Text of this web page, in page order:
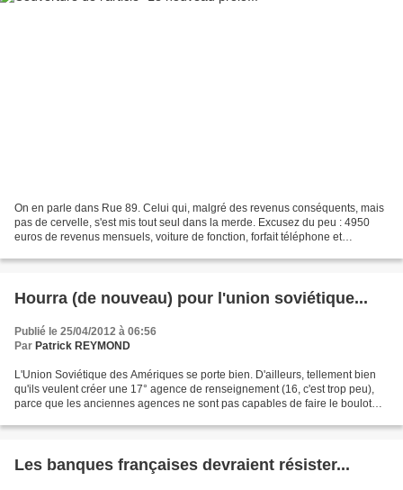
On en parle dans Rue 89. Celui qui, malgré des revenus conséquents, mais
pas de cervelle, s'est mis tout seul dans la merde. Excusez du peu : 4950
euros de revenus mensuels, voiture de fonction, forfait téléphone et
Hourra (de nouveau) pour l'union soviétique...
Publié le 25/04/2012 à 06:56
Par Patrick REYMOND
L'Union Soviétique des Amériques se porte bien. D'ailleurs, tellement bien
qu'ils veulent créer une 17° agence de renseignement (16, c'est trop peu),
parce que les anciennes agences ne sont pas capables de faire le boulot
Les banques françaises devraient résister...